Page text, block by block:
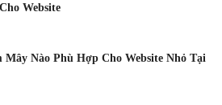
Website
Nào Phù Hợp Cho Website Nhỏ Tại